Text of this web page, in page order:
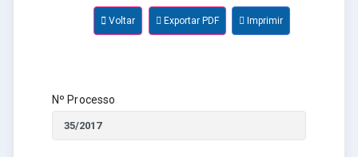
Voltar Exportar PDF Imprimir
Nº Processo